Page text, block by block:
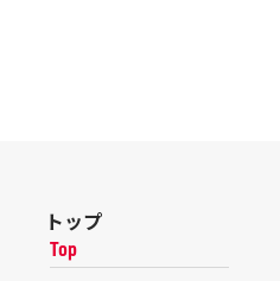
トップ
Top